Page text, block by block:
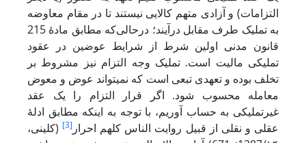
التزامات) و آزادی متهم کالایی نیستند تا در مقام معاوضه
به تملیک طرف مقابل درآیند؛ درحالی‌که مطابق مادۀ 215
قانون مدنی اولین شرط از شرایط عوضین در عقود
تملیکی مالیت است. تملیک وجه التزام نیز مشروط بر
تخلف بوده و تعهدی تبعی است که نمی‏تواند عوض و معوض
معامله محسوب شود. اگر قرار التزام را یک عقد
غیرتملیکی به حساب آوریم، با توجه به اینکه مطابق ادلۀ
عقلی و نقلی از قبیل روایت الناس کلهم احرار [3]
(کلینی،